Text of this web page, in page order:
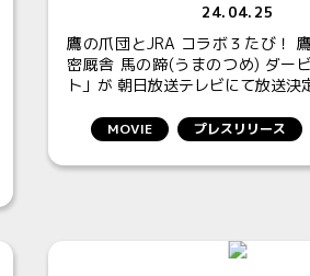
24.04.25
鷹の爪団とJRA コラボ３たび！
密厩舎 馬の蹄(うまのつめ) ダー
ト」が 朝日放送テレビにて放送決
MOVIE プレスリリース